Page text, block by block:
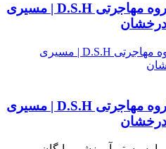
مهاجرت به آلمان با گروه مهاجرتی D.S.H | مسیری
درخشان
مهاجرت به آلمان با گروه مهاجرتی D.S.H | مسیری
درخشان